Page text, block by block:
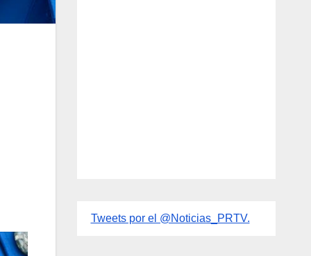
Tweets por el @Noticias_PRTV.